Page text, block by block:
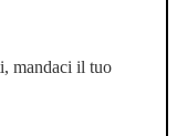
mandaci il tuo